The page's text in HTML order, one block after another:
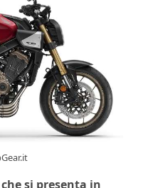
si presenta in